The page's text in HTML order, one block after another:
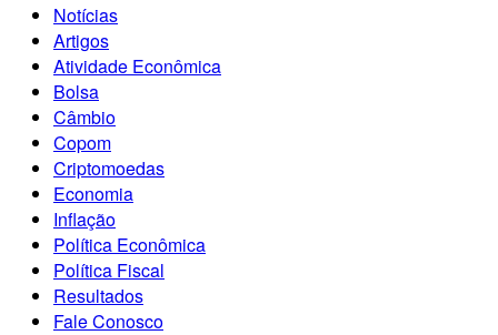
Notícias
Artigos
Atividade Econômica
Bolsa
Câmbio
Copom
Criptomoedas
Economia
Inflação
Política Econômica
Política Fiscal
Resultados
Fale Conosco